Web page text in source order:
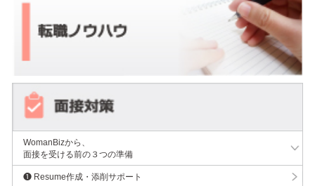
WomanBizから、
面接を受ける前の３つの準備
❶ Resume作成・添削サポート